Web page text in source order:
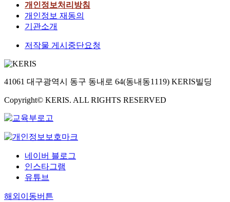
개인정보처리방침
개인정보 재동의
기관소개
저작물 게시중단요청
41061 대구광역시 동구 동내로 64(동내동1119) KERIS빌딩
Copyright© KERIS. ALL RIGHTS RESERVED
네이버 블로그
인스타그램
유튜브
해외이동버튼